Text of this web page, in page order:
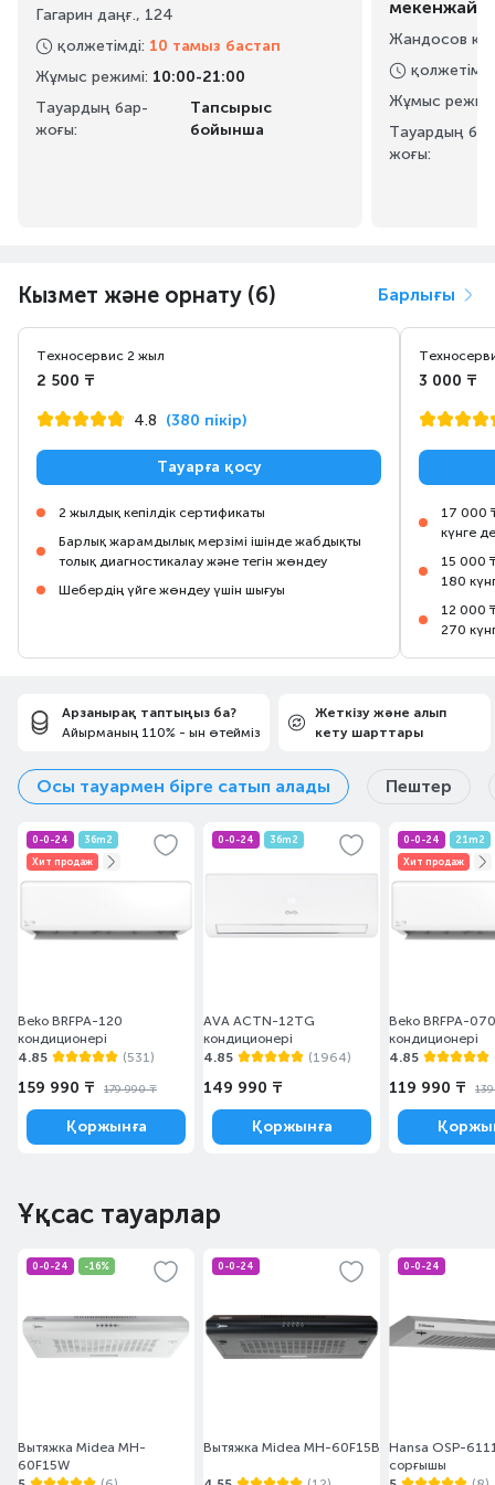
Гагарин даңғ., 124
қолжетімді: 10 тамыз бастап
Жұмыс режимі: 10:00-21:00
Тауардың бар-
жоғы:
Тапсырыс
бойынша
Жандосов
қолжетімді
Жұмыс
Тауардың
жоғы:
Кызмет және орнату (6) Барлығы
Техносервис 2 жыл
2 500 ₸
4.8 (380 пікір)
Тауарға қосу
2 жылдық кепілдік сертификаты
Барлық жарамдылық мерзімі ішінде жабдықты
толық диагностикалау және тегін жөндеу
Шебердің үйге жөндеу үшін шығуы
3 000 ₸
17 000
күнге
15 000
180
12 000
270
Арзанырақ таптыңыз ба?
Айырманың 110% - ын өтейміз
Жеткізу және алып
кету шарттары
Осы тауармен бірге сатып алады Пештер
0-0-24
36m2
Хит продаж
Beko BRFPA-120
кондиционері
4.85
(531)
159 990 ₸ 179 990 ₸
Қоржынға
0-0-24 36m2
AVA ACTN-12TG
кондиционері
4.85
(1964)
149 990 ₸
Қоржынға
0-0-24
21m2
Хит продаж
Beko BRFPA-070
кондиционері
4.85
119 990 ₸
Ұқсас тауарлар
0-0-24 -16%
Вытяжка Midea MH-
60F15W
0-0-24
Вытяжка Midea MH-60F15B
0-0-24
Hansa OSP-
сорғышы